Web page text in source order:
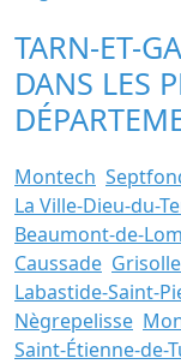
TARN-ET-
DANS LES
Montech
La Ville-Dieu-du-
Beaumont-de-
Caussade
Labastide-Saint-
Nègrepelisse
Saint-Étienne-de-